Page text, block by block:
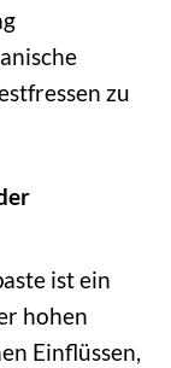
zu
ist ein
hohen
Einflüssen,